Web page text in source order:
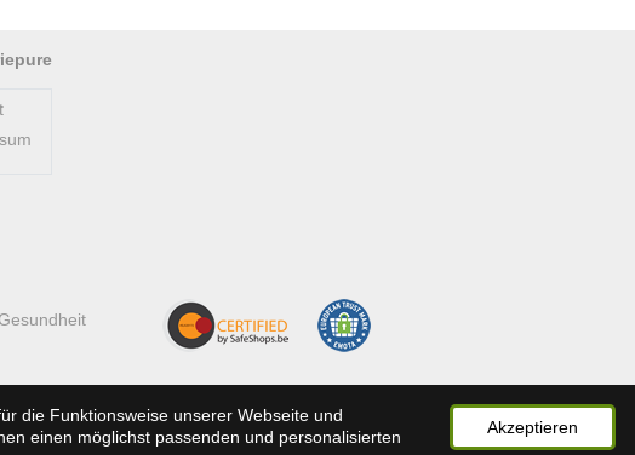
die Funktionsweise unserer Webseite und
einen möglichst passenden und personalisierten
Akzeptieren